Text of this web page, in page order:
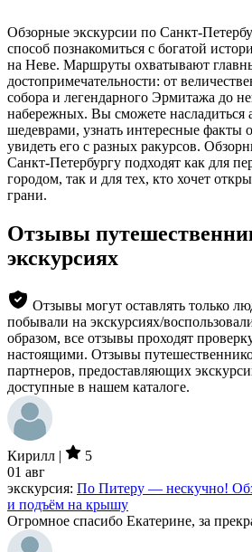
Обзорные экскурсии по Санкт-
способ познакомиться с богатой
на Неве. Маршруты охватывают
достопримечательности: от
собора и легендарного Эрмитажа до
набережных. Вы сможете насладиться
шедеврами, узнать интересные факты
увидеть его с разных ракурсов.
Санкт-Петербургу подходят как для
городом, так и для тех, кто хочет
грани.
Отзывы
экскурсиях
Отзывы могут оставлять только
побывали на экскурсиях/
образом, все отзывы проходят
настоящими. Отзывы
партнеров, предоставляющих
доступные в нашем каталоге.
Кирилл |
5
01 авг
экскурсия: По Питеру — нескучно!
и подъём на крышу
Огромное спасибо Екатерине, за